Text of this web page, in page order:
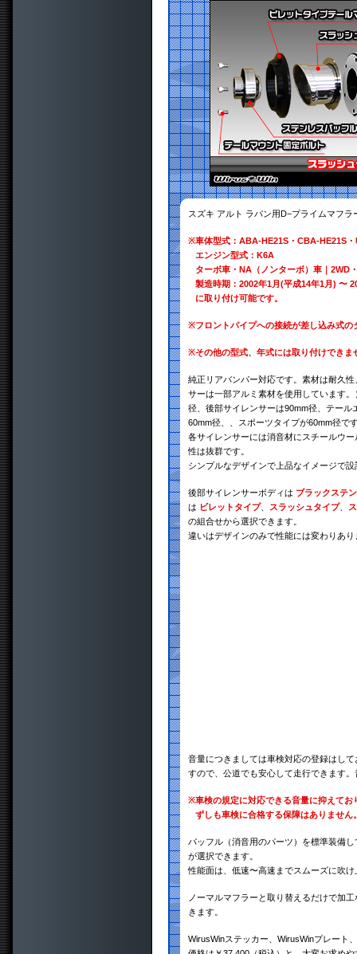
スズキ アルト ラパン用D−プライムマフ
※車体型式：ABA-HE21S・CBA-HE21S
エンジン型式：K6A
ターボ車・NA（ノンターボ）車｜2WD
製造時期：2002年1月(平成14年1月) 〜
に取り付け可能です。
※フロントパイプへの接続が差し込み式
※その他の型式、年式には取り付けできま
純正リアバンパー対応です。素材は耐久
サーは一部アルミ素材を使用しています
径、後部サイレンサーは90mm径、テー
60mm径、、スポーツタイプが60mm径で
各サイレンサーには消音材にスチールウ
性は抜群です。
シンプルなデザインで上品なイメージで
後部サイレンサーボディは ブラックステ
は ビレットタイプ、 スラッシュタイプ、
の組合せから選択できます。
違いはデザインのみで性能には変わりあ
音量につきましては車検対応の登録はし
すので、公道でも安心して走行できます
※車検の規定に対応できる音量に抑えて
ずしも車検に合格する保障はありませ
バッフル（消音用のパーツ）を標準装備
が選択できます。
性能面は、低速〜高速までスムーズに吹
ノーマルマフラーと取り替えるだけで加
きます。
WirusWinステッカー、WirusWinプレート